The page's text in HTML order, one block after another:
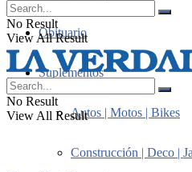
Obituario
Suplementos
Autos | Motos | Bikes
Construcción | Deco |
No Result
View All Result
No Result
View All Result